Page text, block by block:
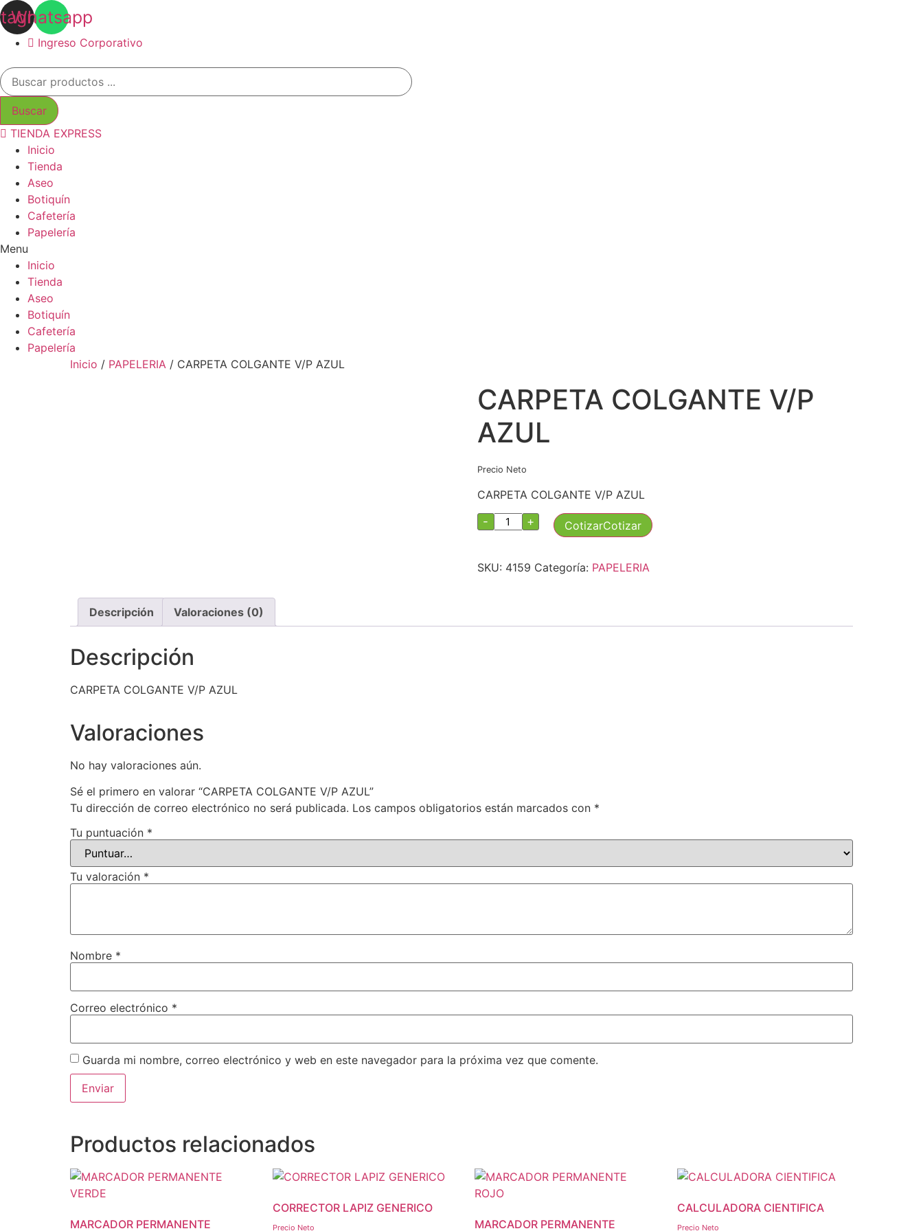
Ir
al
contenido
Whatsapp
Ingreso Corporativo
Búsqueda
de
productos
Buscar
TIENDA EXPRESS
Inicio
Tienda
Aseo
Botiquín
Cafetería
Papelería
Menu
Inicio
Tienda
Aseo
Botiquín
Cafetería
Papelería
Inicio / PAPELERIA / CARPETA COLGANTE V/P AZUL
CARPETA COLGANTE V/P
AZUL
Precio Neto
CARPETA COLGANTE V/P AZUL
- CARPETA
COLGANTE
cantidad
+ Cotizar
SKU: 4159 Categoría: PAPELERIA
Descripción Valoraciones (0)
Descripción
CARPETA COLGANTE V/P AZUL
Valoraciones
No hay valoraciones aún.
Sé el primero en valorar “CARPETA COLGANTE V/P AZUL”
Tu dirección de correo electrónico no será publicada. Los campos obligatorios están marcados con *
Tu puntuación *
Tu valoración *
Nombre *
Correo electrónico *
Guarda mi nombre, correo electrónico y web en este navegador para la próxima vez que comente.
Productos relacionados
MARCADOR PERMANENTE
CORRECTOR LAPIZ GENERICO
Precio Neto
MARCADOR PERMANENTE
CALCULADORA CIENTIFICA
Precio Neto